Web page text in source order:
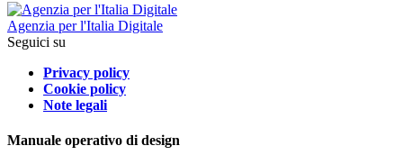
Agenzia per l'Italia Digitale
Seguici su
Privacy policy
Cookie policy
Note legali
Manuale operativo di design